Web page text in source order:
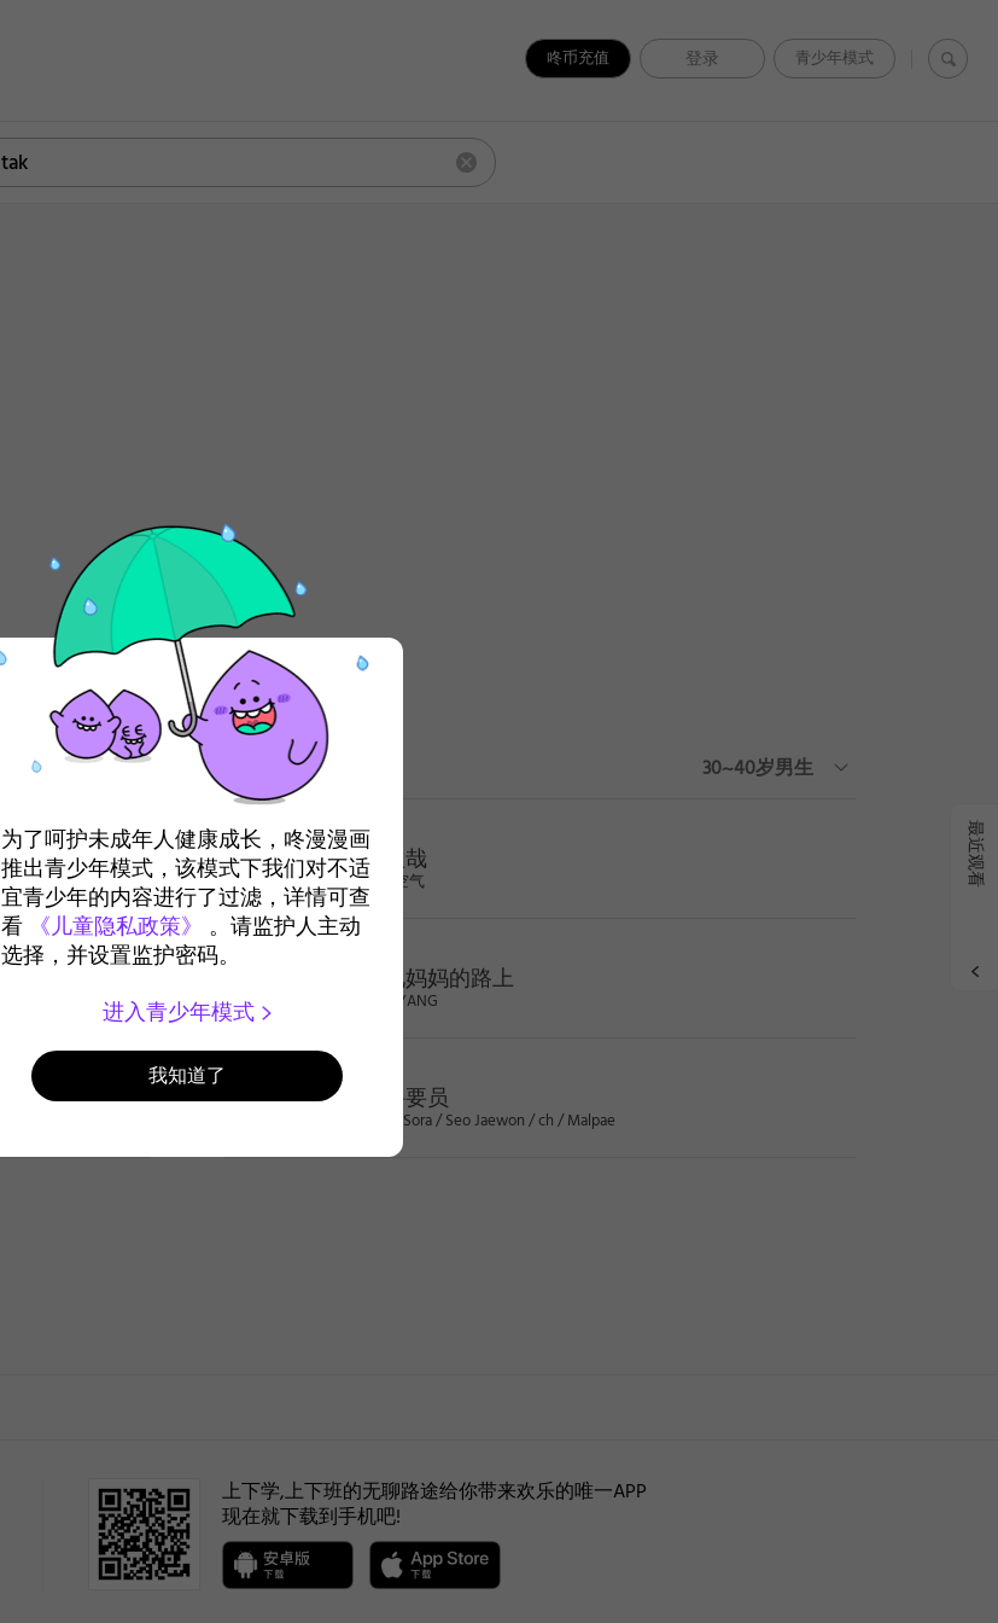
咚币充值 登录 青少年模式
治愈 年龄排行榜 30~40岁男生
奇幻
非人哉
一汪空气
2
去见妈妈的路上
GOMYANG
特聘要员
Kwon Sora / Seo Jaewon / ch / Malpae
为了呵护未成年人健康成长，咚漫漫画
推出青少年模式，该模式下我们对不适
宜青少年的内容进行了过滤，详情可查
看
《儿童隐私政策》
。请监护人主动
选择，并设置监护密码。
进入青少年模式
我知道了
上下学,上下班的无聊路途给你带来欢乐的唯一APP
现在就下载到手机吧!
最近观看